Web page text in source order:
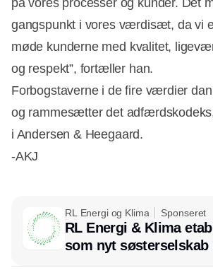
gangspunkt i vores værdisæt, da vi
møde kunderne med kvalitet,
og respekt”, fortæller han.
Forbogstaverne i de fire værdier
og rammesætter det
i Andersen & Heegaard.
-AKJ
RL Energi og Klima Sponseret
RL Energi & Klima
som nyt søsterselskab
afsæt i RL Ventilation